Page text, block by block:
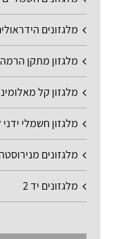
מלגזונים
מלגזון מתקן
מלגזון קל
מלגזון חשמלי
מלגזונים מנירוסטה
מלגזונים יד 2